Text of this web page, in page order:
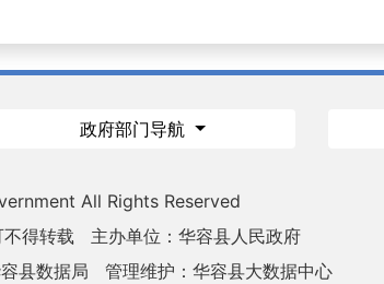
政府部门导航
All Rights Reserved
得转载
主办单位：华容县人民政府
县数据局 管理维护：华容县大数据中心